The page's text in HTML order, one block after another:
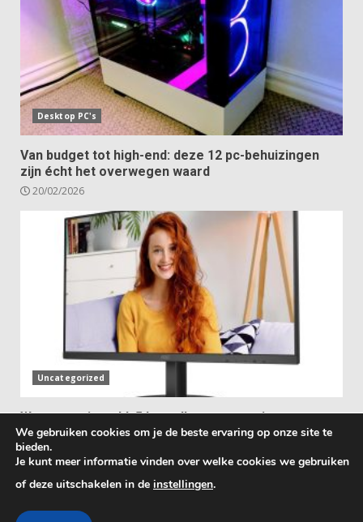
Desktop PC's
Van budget tot high-end: deze 12 pc-behuizingen
zijn écht het overwegen waard
20/02/2026
Uncategorized
Waar voor je geld: 5 betaalbare pc-monitoren met
ingebouwde luidsprekers
31/01/2026
We gebruiken cookies om je de beste ervaring op onze site te
bieden.
Je kunt meer informatie vinden over welke cookies we gebruiken
of deze uitschakelen in de instellingen.